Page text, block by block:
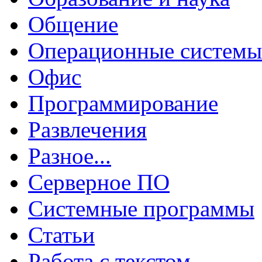
Общение
Операционные системы
Офис
Программирование
Развлечения
Разное...
Серверное ПО
Системные программы
Статьи